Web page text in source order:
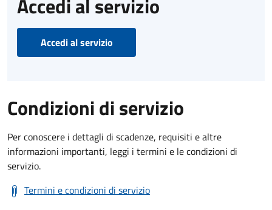
Accedi al servizio
Condizioni di servizio
Per conoscere i dettagli di scadenze, requisiti e altre
informazioni importanti, leggi i termini e le condizioni di
servizio.
Termini e condizioni di servizio